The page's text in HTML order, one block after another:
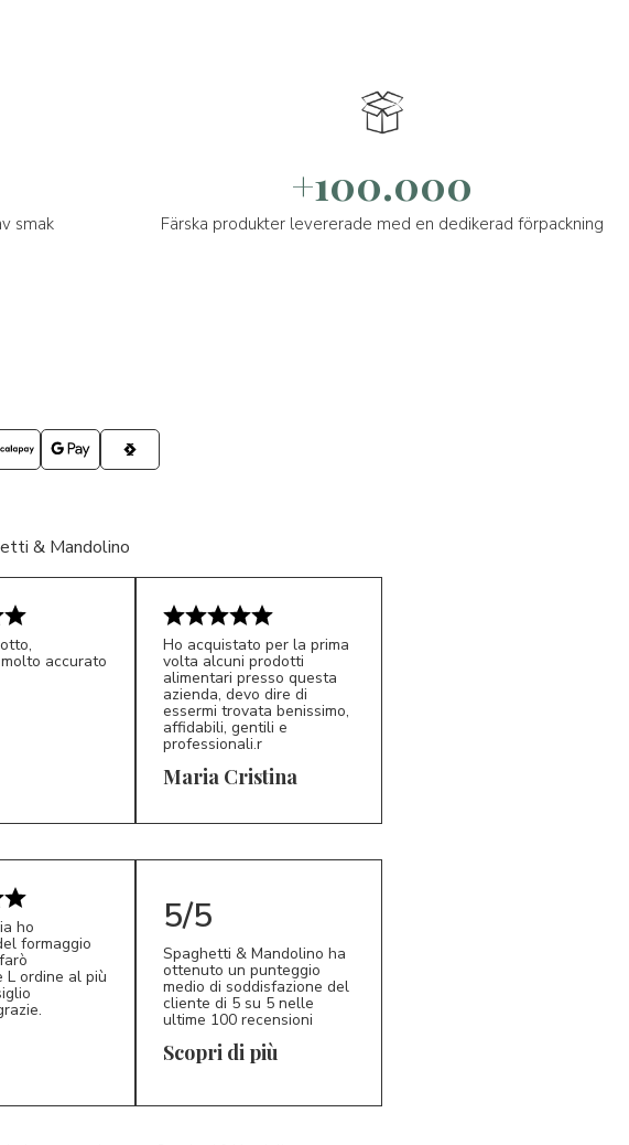
smak
+100.000
Färska produkter levererade med en dedikerad förpackning
& Mandolino
accurato
MC 5/5
Ho acquistato per la prima
volta alcuni prodotti
alimentari presso questa
azienda, devo dire di
essermi trovata benissimo,
affidabili, gentili e
professionali.r
Maria Cristina
ho
formaggio
L ordine al più
5/5
Spaghetti & Mandolino ha
ottenuto un punteggio
medio di soddisfazione del
cliente di 5 su 5 nelle
ultime 100 recensioni
Scopri di più